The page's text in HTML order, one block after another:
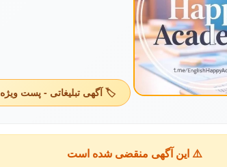
🏷️ آگهی تبلیغاتی - پست ویژه
⚠️ این آگهی منقضی شده است